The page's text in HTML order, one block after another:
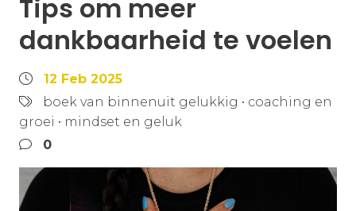
Tips om meer
dankbaarheid te voelen
12 Feb 2025
boek van binnenuit gelukkig • coaching en
groei • mindset en geluk
0